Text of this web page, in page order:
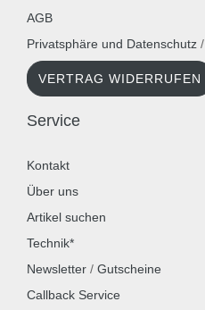
AGB
Privatsphäre und Datenschutz /
VERTRAG WIDERRUFEN
Service
Kontakt
Über uns
Artikel suchen
Technik*
Newsletter / Gutscheine
Callback Service